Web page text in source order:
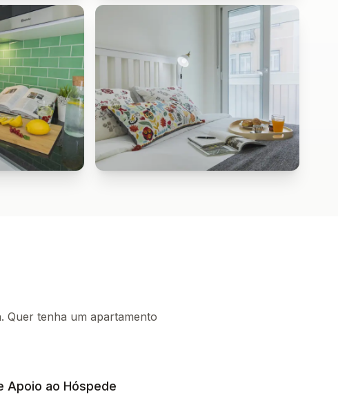
Quer tenha um apartamento
Apoio ao Hóspede